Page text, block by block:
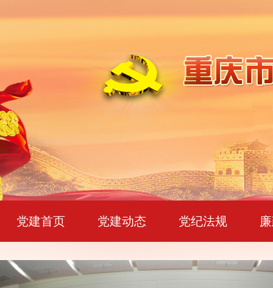
党建首页 党建动态 党纪法规